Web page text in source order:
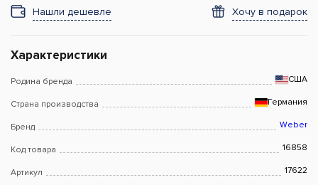
Нашли дешевле Хочу в подарок
Характеристики
Родина бренда США
Страна производства Германия
Бренд Weber
Код товара 16858
Артикул 17622